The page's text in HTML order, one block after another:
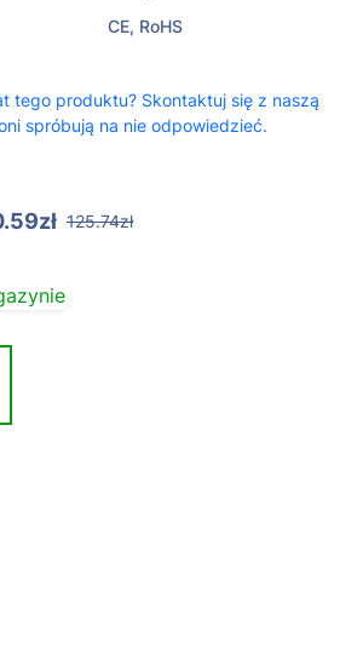
CE, RoHS
tego produktu? Skontaktuj się z naszą
spróbują na nie odpowiedzieć.
125.74zł